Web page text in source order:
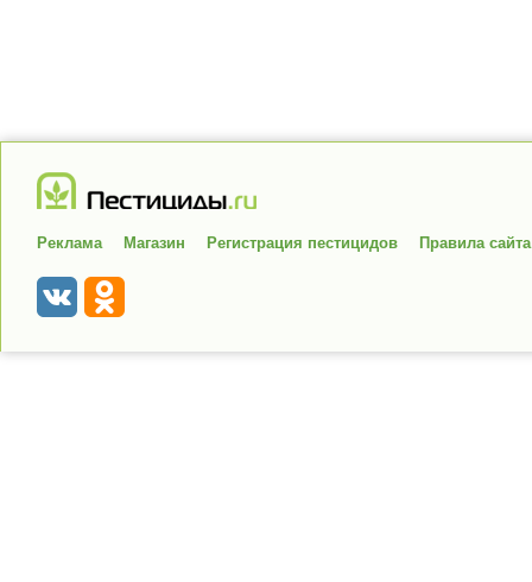
Реклама Магазин Регистрация пестицидов Правила сайта